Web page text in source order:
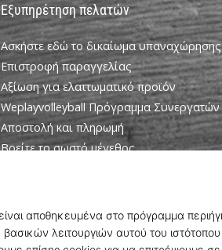
Εξυπηρέτηση πελατών
Ασκήστε εδώ το δικαίωμα υπαναχώρησης
Επιστροφή παραγγελίας
Αξίωση για ελαττωματικό προϊόν
Weplayvolleyball Πρόγραμμα Συνεργατών
Αποστολή και πληρωμή
Βρείτε το σωστό μέγεθος
Πολιτική απορρήτου
Πρόγραμμα Πρεσβευτών